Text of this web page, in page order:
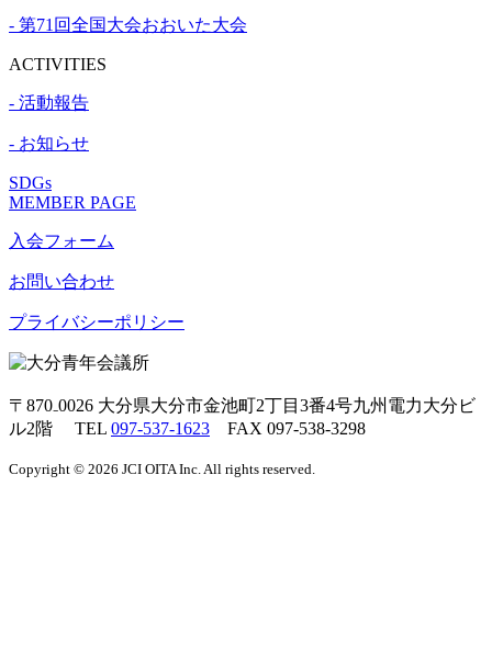
- 第71回全国大会おおいた大会
ACTIVITIES
- 活動報告
- お知らせ
SDGs
MEMBER PAGE
入会フォーム
お問い合わせ
プライバシーポリシー
〒870₋0026 大分県大分市金池町2丁目3番4号九州電力大分ビ
ル2階 TEL 097-537-1623 FAX 097-538-3298
Copyright © 2026 JCI OITA Inc. All rights reserved.